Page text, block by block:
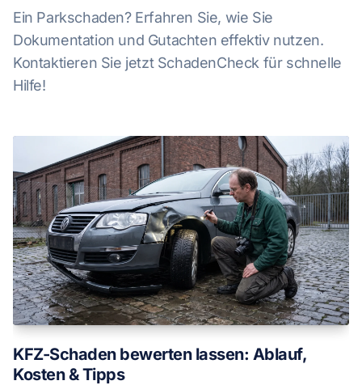
Ein Parkschaden? Erfahren Sie, wie Sie
Dokumentation und Gutachten effektiv nutzen.
Kontaktieren Sie jetzt SchadenCheck für schnelle
Hilfe!
KFZ-Schaden bewerten lassen: Ablauf,
Kosten & Tipps